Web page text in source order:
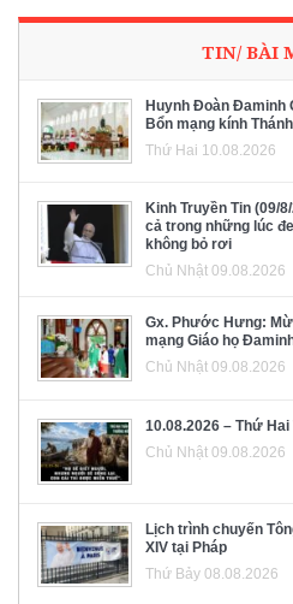
TIN/ BÀI
Huynh Đoàn Đaminh
Bổn mạng kính
Thứ Hai 10.08.2026
Kinh Truyền Tin (09/
cả trong những lúc
không bỏ rơi
Chủ Nhật 09.08.2026
Gx. Phước Hưng:
mạng Giáo họ
Chủ Nhật 09.08.2026
10.08.2026 – Thứ
Chủ Nhật 09.08.2026
Lịch trình chuyến
XIV tại Pháp
Thứ Bảy 08.08.2026